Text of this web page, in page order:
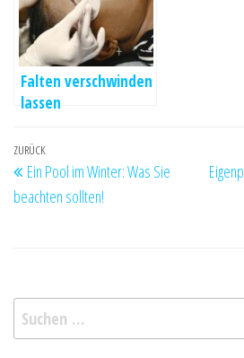
Falten verschwinden
lassen
Beitragsnavigation
Vorheriger
Beitrag
ZURÜCK
Ein Pool im Winter: Was Sie
beachten sollten!
Suchen
nach: